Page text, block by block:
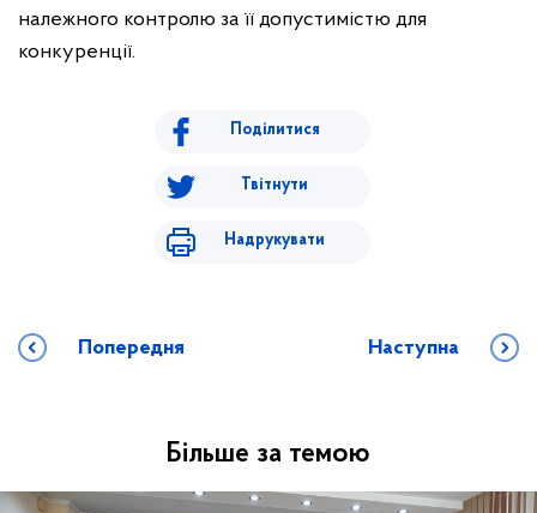
належного контролю за її допустимістю для
конкуренції.
Поділитися
Твітнути
Надрукувати
Попередня Наступна
Більше за темою